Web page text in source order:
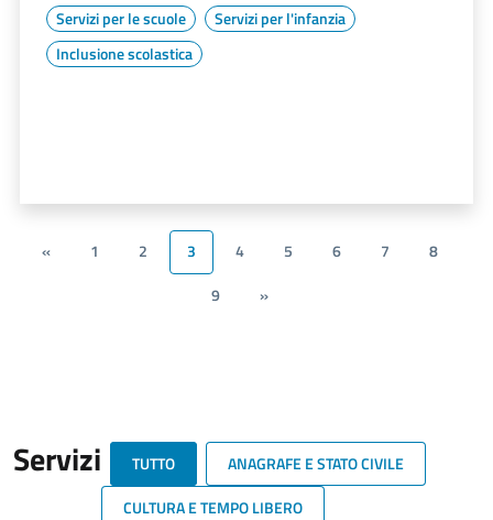
Servizi per le scuole
Servizi per l'infanzia
Inclusione scolastica
« 1 2 3 4 5 6 7
8
9
»
Servizi TUTTO
ANAGRAFE E STATO CIVILE
CULTURA E TEMPO LIBERO